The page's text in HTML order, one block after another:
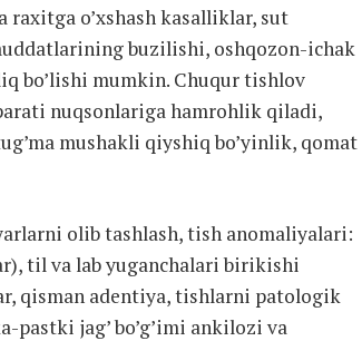
raxitga o’xshash kasalliklar, sut
buzilishi, oshqozon-ichak
bo’lishi mumkin. Chuqur tishlov
nuqsonlariga hamrohlik qiladi,
mushakli qiyshiq bo’yinlik, qomat
olib tashlash, tish anomaliyalari:
til va lab yuganchalari birikishi
qisman adentiya, tishlarni patologik
jag’ bo’g’imi ankilozi va